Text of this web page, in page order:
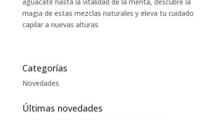
magia de estas mezclas naturales y eleva tu cuidado
capilar a nuevas alturas.
Categorías
Novedades
Últimas novedades